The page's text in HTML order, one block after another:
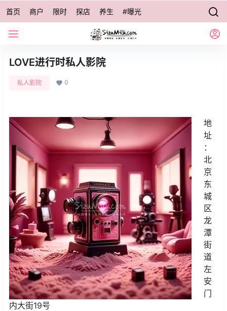
首页 商户 限时 探店 养生 #曝光
LOVE进行时私人影院
私人影院 0
地
址
：
北
京
东
城
区
龙
潭
街
道
左
安
门
内大街19号